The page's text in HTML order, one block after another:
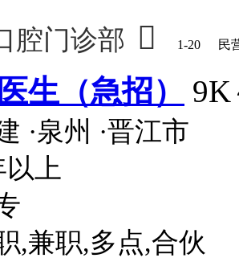
腔门诊部  1-20 民
生（急招） 9K
·泉州 ·晋江市
以上
,兼职,多点,合伙